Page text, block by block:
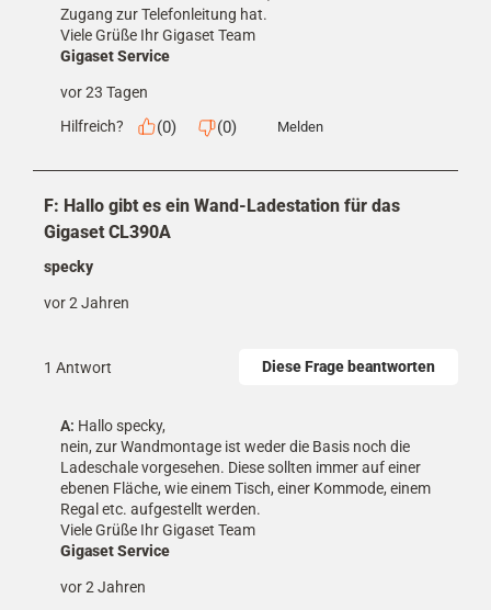
Zugang zur Telefonleitung hat.
Viele Grüße Ihr Gigaset Team
Gigaset Service
vor 23 Tagen
Hilfreich?
(0) (0) Melden
F: Hallo gibt es ein Wand-Ladestation für das
Gigaset CL390A
specky
vor 2 Jahren
1 Antwort Diese Frage beantworten
A: Hallo specky,
nein, zur Wandmontage ist weder die Basis noch die
Ladeschale vorgesehen. Diese sollten immer auf einer
ebenen Fläche, wie einem Tisch, einer Kommode, einem
Regal etc. aufgestellt werden.
Viele Grüße Ihr Gigaset Team
Gigaset Service
vor 2 Jahren